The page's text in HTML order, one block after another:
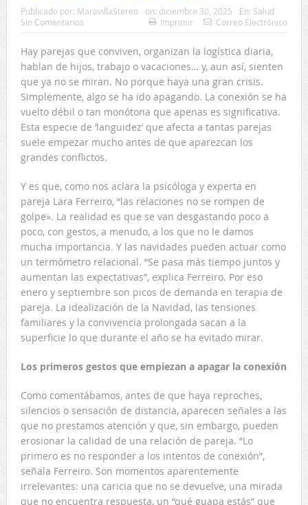
Publicado por: MaravillaStereo on: diciembre 30, 2025 En: Salud
Sin Comentarios
Imprimir Correo Electrónico
Hay parejas que conviven, organizan la logística diaria,
hablan de hijos, trabajo o vacaciones… y, aun así, sienten
que ya no se miran. No porque haya una gran crisis.
Simplemente, algo se ha ido apagando. La conexión se ha
vuelto débil o tan monótona que apenas es significativa.
Esta especie de ‘languidez’ que afecta a tantas parejas
suele empezar mucho antes de que aparezcan los
grandes conflictos.
Y es que, como nos aclara la psicóloga y experta en
pareja Lara Ferreiro, “las relaciones no se rompen de
golpe». La realidad es que se van desgastando poco a
poco, con gestos, a menudo, a los que no le damos
mucha importancia. Y las navidades pueden actuar como
un termómetro relacional. “Se pasa más tiempo juntos y
aumentan las expectativas”, explica Ferreiro. Por eso
enero y septiembre son picos de demanda en terapia de
pareja. La idealización de la Navidad, las tensiones
familiares y la convivencia prolongada sacan a la
superficie lo que durante el año se ha evitado mirar.
Los primeros gestos que empiezan a apagar la conexión
Como comentábamos, antes de que haya reproches,
silencios o sensación de distancia, aparecen señales a las
que no prestamos atención y que, sin embargo, pueden
erosionar la calidad de una relación de pareja. “Lo
primero es no responder a los intentos de conexión”,
señala Ferreiro. Son momentos aparentemente
irrelevantes: una caricia que no se devuelve, una mirada
que no encuentra respuesta, un “qué guapa estás” que